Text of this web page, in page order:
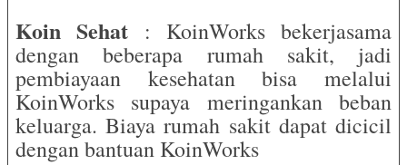
Koin Sehat : KoinWorks bekerjasama
dengan beberapa rumah sakit, jadi
pembiayaan kesehatan bisa melalui
KoinWorks supaya meringankan beban
keluarga. Biaya rumah sakit dapat dicicil
dengan bantuan KoinWorks